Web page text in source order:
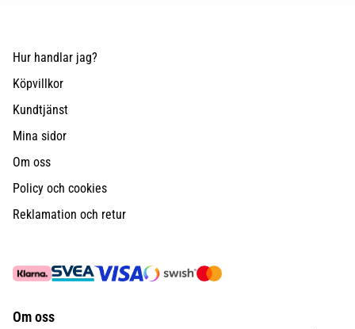
Hur handlar jag?
Köpvillkor
Kundtjänst
Mina sidor
Om oss
Policy och cookies
Reklamation och retur
Om oss